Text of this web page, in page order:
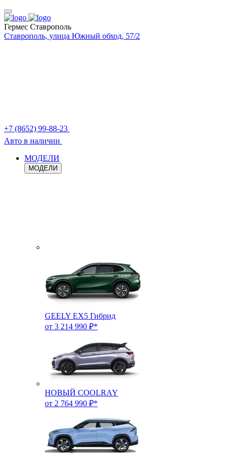
Гермес Ставрополь
Ставрополь, улица Южный обход, 57/2
+7 (8652) 99-88-23
Авто в наличии
МОДЕЛИ
МОДЕЛИ
GEELY EX5 Гибрид
от 3 214 990 ₽*
НОВЫЙ COOLRAY
от 2 764 990 ₽*